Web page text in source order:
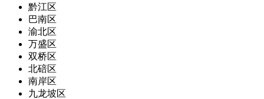
黔江区
巴南区
渝北区
万盛区
双桥区
北碚区
南岸区
九龙坡区